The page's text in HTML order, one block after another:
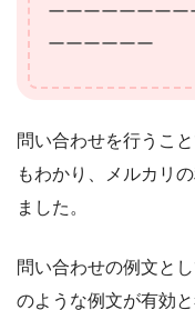
ーーーーーーー
ーーーーーー
問い合わせを行うこ
もわかり、メルカリ
ました。
問い合わせの例文と
のような例文が有効と